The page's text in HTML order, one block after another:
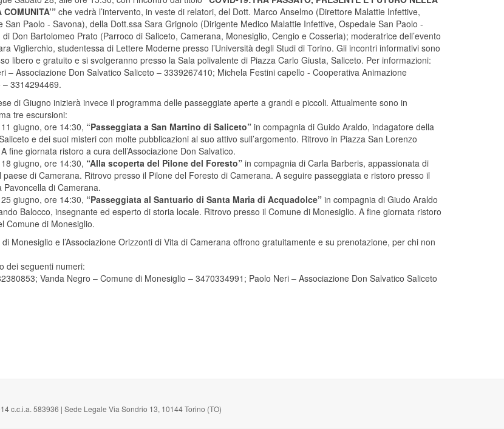
COMUNITA’” che vedrà l’intervento, in veste di relatori, del Dott. Marco Anselmo (Direttore Malattie Infettive,
San Paolo - Savona), della Dott.ssa Sara Grignolo (Dirigente Medico Malattie Infettive, Ospedale San Paolo -
di Don Bartolomeo Prato (Parroco di Saliceto, Camerana, Monesiglio, Cengio e Cosseria); moderatrice dell’evento
Viglierchio, studentessa di Lettere Moderne presso l’Università degli Studi di Torino. Gli incontri informativi sono
libero e gratuito e si svolgeranno presso la Sala polivalente di Piazza Carlo Giusta, Saliceto. Per informazioni:
– Associazione Don Salvatico Saliceto – 3339267410; Michela Festini capello - Cooperativa Animazione
– 3314294469.
di Giugno inizierà invece il programma delle passeggiate aperte a grandi e piccoli. Attualmente sono in
tre escursioni:
giugno, ore 14:30, “Passeggiata a San Martino di Saliceto” in compagnia di Guido Araldo, indagatore della
e dei suoi misteri con molte pubblicazioni al suo attivo sull’argomento. Ritrovo in Piazza San Lorenzo
fine giornata ristoro a cura dell’Associazione Don Salvatico.
giugno, ore 14:30, “Alla scoperta del Pilone del Foresto” in compagnia di Carla Barberis, appassionata di
paese di Camerana. Ritrovo presso il Pilone del Foresto di Camerana. A seguire passeggiata e ristoro presso il
Pavoncella di Camerana.
giugno, ore 14:30, “Passeggiata al Santuario di Santa Maria di Acquadolce” in compagnia di Giudo Araldo
Balocco, insegnante ed esperto di storia locale. Ritrovo presso il Comune di Monesiglio. A fine giornata ristoro
Comune di Monesiglio.
di Monesiglio e l’Associazione Orizzonti di Vita di Camerana offrono gratuitamente e su prenotazione, per chi non
dei seguenti numeri:
Vanda Negro – Comune di Monesiglio – 3470334991; Paolo Neri – Associazione Don Salvatico Saliceto
c.c.i.a. 583936 | Sede Legale Via Sondrio 13, 10144 Torino (TO)